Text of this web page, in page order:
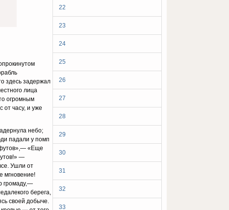
22
23
24
25
26
27
28
29
30
31
32
33
здесь задержал
лица
огромным
от часу, и уже
небо;
падали у помп
«Еще
—
Ушли от
мгновение!
громаду,—
берега,
своей добыче.